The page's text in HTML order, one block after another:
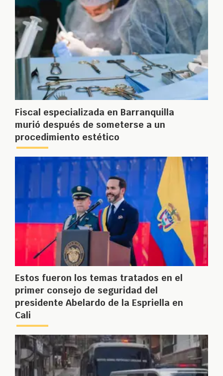
Fiscal especializada en Barranquilla
murió después de someterse a un
procedimiento estético
Estos fueron los temas tratados en el
primer consejo de seguridad del
presidente Abelardo de la Espriella en
Cali